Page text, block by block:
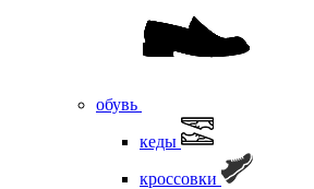
обувь
кеды
кроссовки